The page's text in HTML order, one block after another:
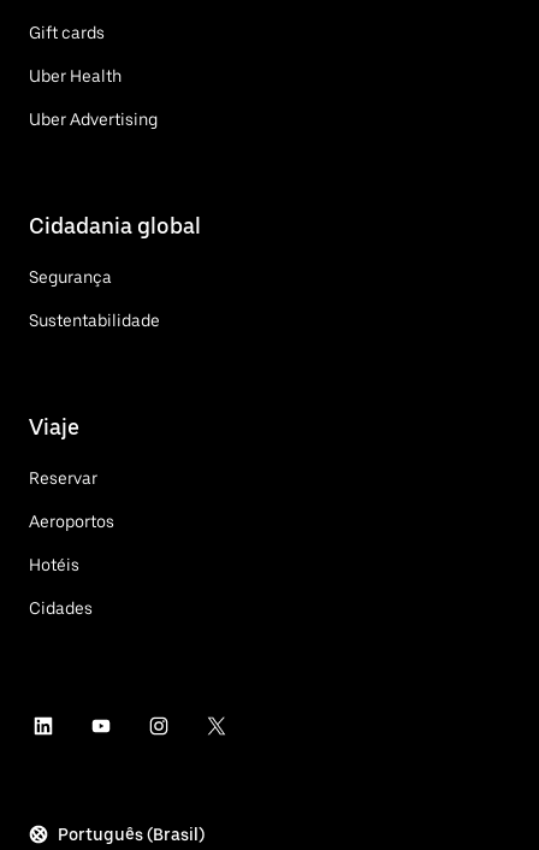
Gift cards
Uber Health
Uber Advertising
Cidadania global
Segurança
Sustentabilidade
Viaje
Reservar
Aeroportos
Hotéis
Cidades
Português (Brasil)